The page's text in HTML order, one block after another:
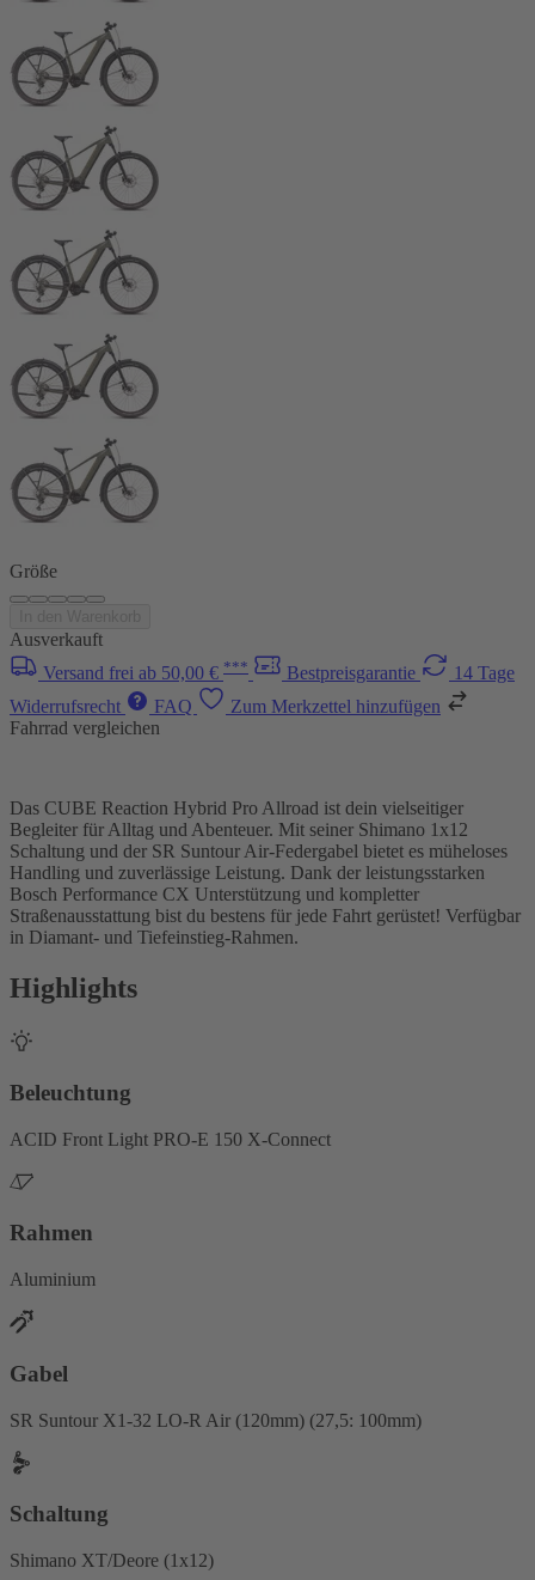
Größe
Ausverkauft
Versand frei ab 50,00 € *** Bestpreisgarantie
14 Tage
Widerrufsrecht
FAQ
Zum Merkzettel hinzufügen
Fahrrad vergleichen
Das CUBE Reaction Hybrid Pro Allroad ist dein vielseitiger
Begleiter für Alltag und Abenteuer. Mit seiner Shimano 1x12
Schaltung und der SR Suntour Air-Federgabel bietet es müheloses
Handling und zuverlässige Leistung. Dank der leistungsstarken
Bosch Performance CX Unterstützung und kompletter
Straßenausstattung bist du bestens für jede Fahrt gerüstet! Verfügbar
in Diamant- und Tiefeinstieg-Rahmen.
Highlights
Beleuchtung
ACID Front Light PRO-E 150 X-Connect
Rahmen
Aluminium
Gabel
SR Suntour X1-32 LO-R Air (120mm) (27,5: 100mm)
Schaltung
Shimano XT/Deore (1x12)